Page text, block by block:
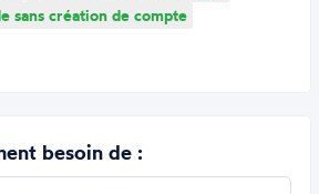
sans création de compte
besoin de :